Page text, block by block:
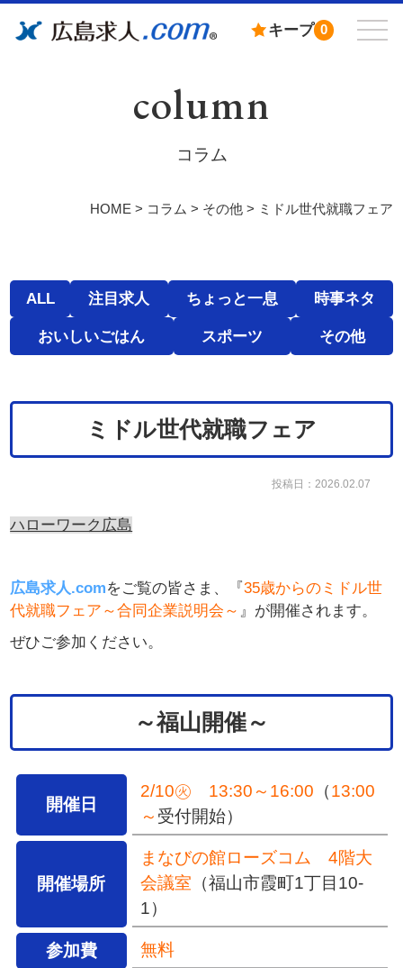
キープ 0
column
コラム
HOME> コラム > その他> ミドル世代就職フェア
ALL 注目求人 ちょっと一息 時事ネタ
おいしいごはん スポーツ その他
ミドル世代就職フェア
投稿日：2026.02.07
ハローワーク広島
広島求人.comをご覧の皆さま、『35歳からのミドル世
代就職フェア～合同企業説明会～ 』が開催されます。
ぜひご参加ください。
～福山開催～
開催日
2/10㊋ 13:30～16:00 （13:00
～ 受付開始）
開催場所
まなびの館ローズコム 4階大
会議室 （福山市霞町1丁目10-
1）
参加費 無料